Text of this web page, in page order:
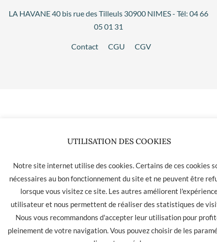
LA HAVANE 40 bis rue des Tilleuls 30900 NIMES - Tél: 04 66
05 01 31
Contact CGU CGV
UTILISATION DES COOKIES
Notre site internet utilise des cookies. Certains de ces cookies
nécessaires au bon fonctionnement du site et ne peuvent être
lorsque vous visitez ce site. Les autres améliorent
utilisateur et nous permettent de réaliser des statistiques de
Nous vous recommandons d'accepter leur utilisation pour
pleinement de votre navigation. Vous pouvez choisir de les